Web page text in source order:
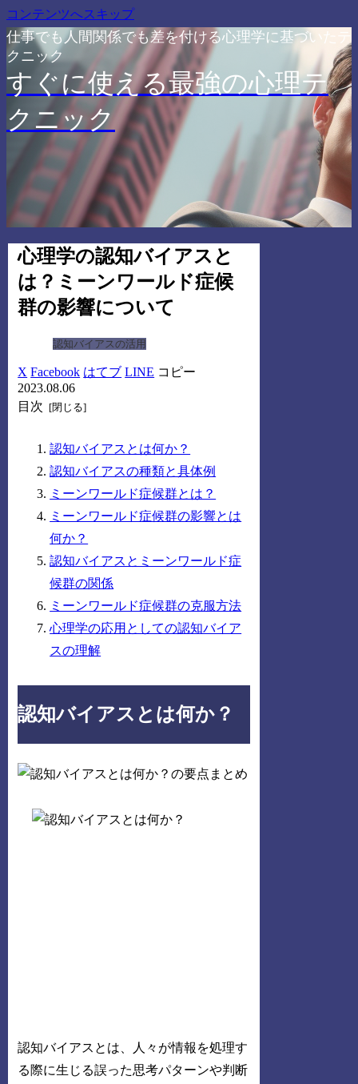
コンテンツへスキップ
仕事でも人間関係でも差を付ける心理学に基づいたテ
クニック
すぐに使える最強の心理テ
クニック
心理学の認知バイアスと
は？ミーンワールド症候
群の影響について
認知バイアスの活用
X Facebook はてブ LINE コピー
2023.08.06
目次
認知バイアスとは何か？
認知バイアスの種類と具体例
ミーンワールド症候群とは？
ミーンワールド症候群の影響とは
何か？
認知バイアスとミーンワールド症
候群の関係
ミーンワールド症候群の克服方法
心理学の応用としての認知バイア
スの理解
認知バイアスとは何か？
認知バイアスとは、人々が情報を処理す
る際に生じる誤った思考パターンや判断